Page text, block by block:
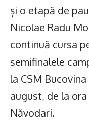
și o etapă de
Nicolae Radu
continuă cursa
semifinalele
la CSM
august, de la ora
Năvodari.